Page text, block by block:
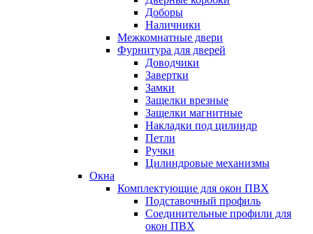
Доборы
Наличники
Межкомнатные двери
Фурнитура для дверей
Доводчики
Завертки
Замки
Защелки врезные
Защелки магнитные
Накладки под цилиндр
Петли
Ручки
Цилиндровые механизмы
Окна
Комплектующие для окон ПВХ
Подставочный профиль
Соединительные профили для
окон ПВХ